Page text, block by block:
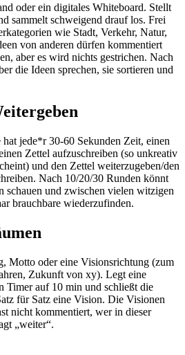
oder ein digitales Whiteboard. Stellt
sammelt schweigend drauf los. Frei
wie Stadt, Verkehr, Natur,
von anderen dürfen kommentiert
aber es wird nichts gestrichen. Nach
die Ideen sprechen, sie sortieren und
jede*r 30-60 Sekunden Zeit, einen
Zettel aufzuschreiben (so unkreativ
und den Zettel weiterzugeben/den
Nach 10/20/30 Runden könnt
schauen und zwischen vielen witzigen
brauchbare wiederzufinden.
Motto oder eine Visionsrichtung (zum
Zukunft von xy). Legt eine
Timer auf 10 min und schließt die
für Satz eine Vision. Die Visionen
nicht kommentiert, wer in dieser
„weiter“.